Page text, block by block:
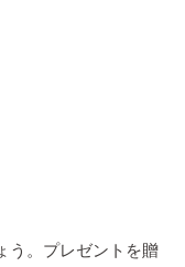
う。プレゼントを贈